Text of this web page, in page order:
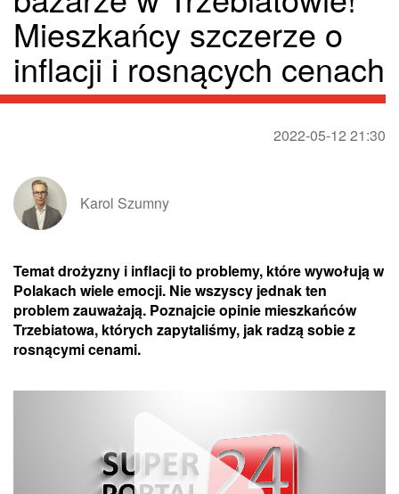
Mieszkańcy szczerze o
inflacji i rosnących cenach
2022-05-12 21:30
Karol Szumny
Temat drożyzny i inflacji to problemy, które wywołują w
Polakach wiele emocji. Nie wszyscy jednak ten
problem zauważają. Poznajcie opinie mieszkańców
Trzebiatowa, których zapytaliśmy, jak radzą sobie z
rosnącymi cenami.